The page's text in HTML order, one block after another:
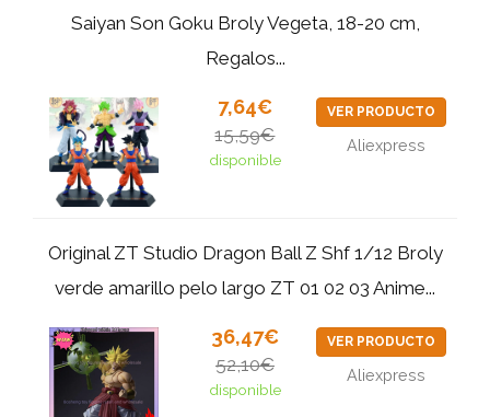
Saiyan Son Goku Broly Vegeta, 18-20 cm,
Regalos...
7,64€
15,59€
disponible
VER PRODUCTO
Aliexpress
Original ZT Studio Dragon Ball Z Shf 1/12 Broly
verde amarillo pelo largo ZT 01 02 03 Anime...
36,47€
52,10€
disponible
VER PRODUCTO
Aliexpress